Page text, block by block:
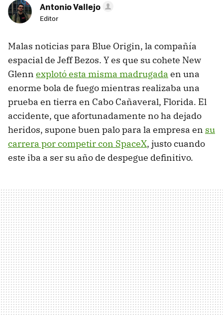
Antonio Vallejo
Editor
Malas noticias para Blue Origin, la compañía
espacial de Jeff Bezos. Y es que su cohete New
Glenn explotó esta misma madrugada en una
enorme bola de fuego mientras realizaba una
prueba en tierra en Cabo Cañaveral, Florida. El
accidente, que afortunadamente no ha dejado
heridos, supone buen palo para la empresa en su
carrera por competir con SpaceX, justo cuando
este iba a ser su año de despegue definitivo.